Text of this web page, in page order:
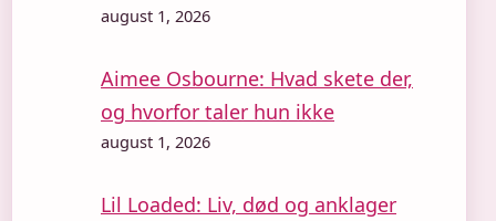
august 1, 2026
Aimee Osbourne: Hvad skete der,
og hvorfor taler hun ikke
august 1, 2026
Lil Loaded: Liv, død og anklager